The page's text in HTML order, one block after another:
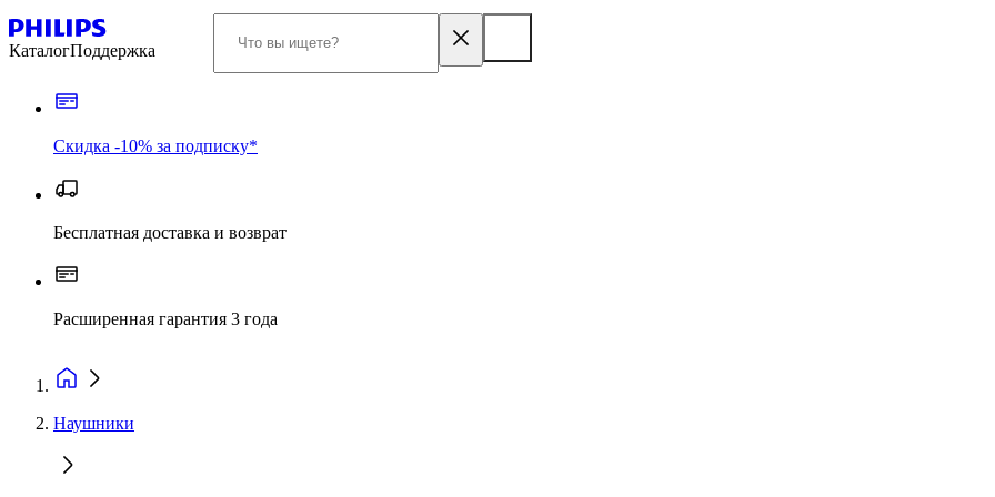
КаталогПоддержка
Скидка -10% за подписку*
Бесплатная доставка и возврат
Расширенная гарантия 3 года
Наушники